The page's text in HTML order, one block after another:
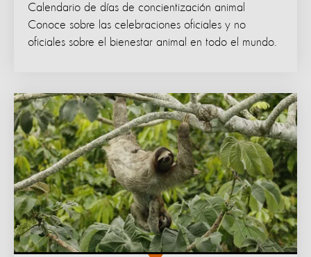
Calendario de días de concientización animal
Conoce sobre las celebraciones oficiales y no
oficiales sobre el bienestar animal en todo el mundo.